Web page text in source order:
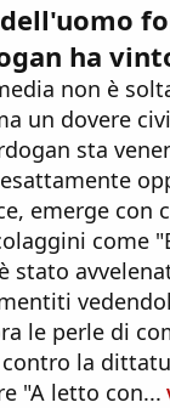
ha
non è
un dovere
sta
emerge con
come
stato
le perle di
la
"A letto con...